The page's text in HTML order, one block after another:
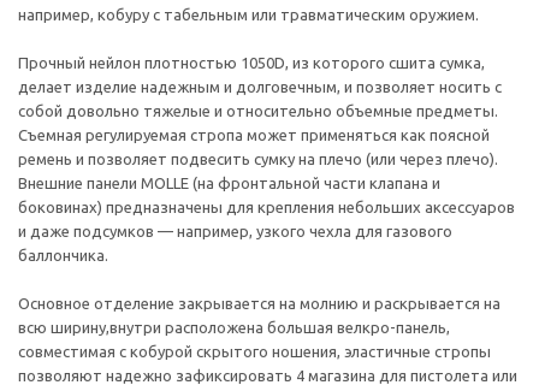
например, кобуру с табельным или травматическим оружием.
Прочный нейлон плотностью 1050D, из которого сшита сумка,
делает изделие надежным и долговечным, и позволяет носить с
собой довольно тяжелые и относительно объемные предметы.
Съемная регулируемая стропа может применяться как поясной
ремень и позволяет подвесить сумку на плечо (или через плечо).
Внешние панели MOLLE (на фронтальной части клапана и
боковинах) предназначены для крепления небольших аксессуаров
и даже подсумков — например, узкого чехла для газового
баллончика.
Основное отделение закрывается на молнию и раскрывается на
всю ширину,внутри расположена большая велкро-панель,
совместимая с кобурой скрытого ношения, эластичные стропы
позволяют надежно зафиксировать 4 магазина для пистолета или